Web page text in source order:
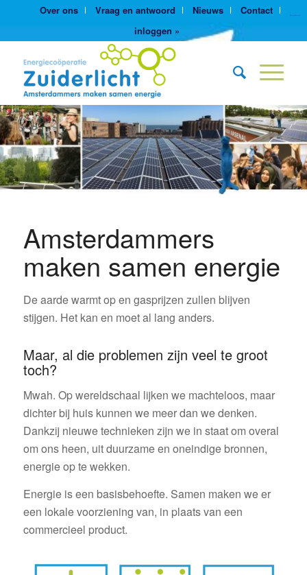
Over ons Vraag en antwoord Nieuws
Contact
inloggen »
Amsterdammers
maken samen energie
De aarde warmt op en gasprijzen zullen blijven
stijgen. Het kan en moet al lang anders.
Maar, al die problemen zijn veel te groot
toch?
Mwah. Op wereldschaal lijken we machteloos, maar
dichter bij huis kunnen we meer dan we denken.
Dankzij nieuwe technieken zijn we in staat om overal
om ons heen, uit duurzame en oneindige bronnen,
energie op te wekken.
Energie is een basisbehoefte. Samen maken we er
een lokale voorziening van, in plaats van een
commercieel product.